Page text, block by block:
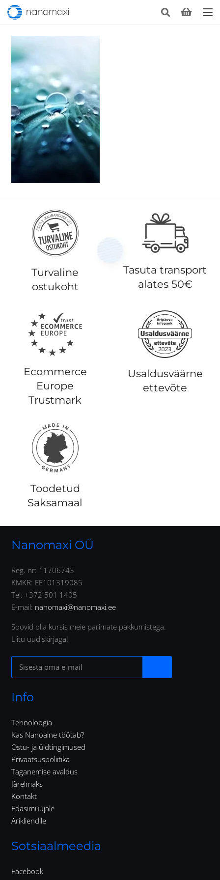
Turvaline
ostukoht
Tasuta transport
alates 50€
Ecommerce
Europe
Trustmark
Usaldusväärne
ettevõte
Toodetud
Saksamaal
Nanomaxi OÜ
Reg. nr: 11706743
KMKR: EE101319085
Tel: +372 501 1405
E-mail: nanomaxi@nanomaxi.ee
Soovid olla kursis meie parimate pakkumistega.
Liitu uudiskirjaga!
Info
Tehnoloogia
Kas Nanoaine töötab?
Ostu- ja üldtingimused
Privaatsuspoliitika
Taganemise avaldus
Järelmaks
Kontakt
Edasimüüjale
Ärikliendile
Sotsiaalmeedia
Facebook